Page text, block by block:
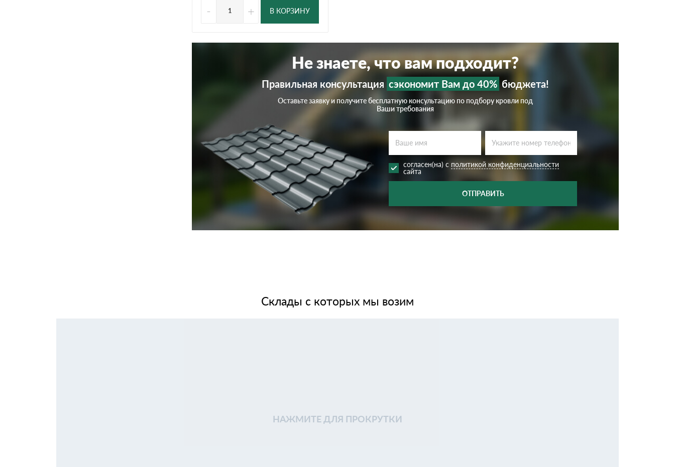
- + В КОРЗИНУ
Не знаете, что вам подходит?
Правильная консультация сэкономит Вам до 40% бюджета!
Оставьте заявку и получите бесплатную консультацию по подбору кровли под
Ваши требования
согласен(на) с политикой конфиденциальности
сайта
ОТПРАВИТЬ
Склады с которых мы возим
НАЖМИТЕ ДЛЯ ПРОКРУТКИ